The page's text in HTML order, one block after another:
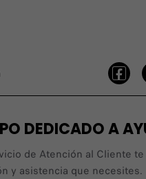
DEDICADO A
de Atención al Cliente
y asistencia que necesites.